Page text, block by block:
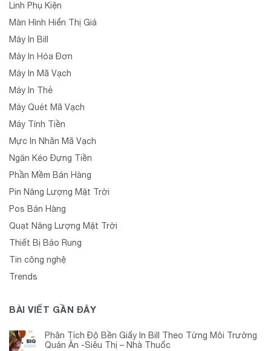
Linh Phụ Kiện
Màn Hình Hiển Thị Giá
Máy In Bill
Máy In Hóa Đơn
Máy In Mã Vạch
Máy In Thẻ
Máy Quét Mã Vạch
Máy Tính Tiền
Mực In Nhãn Mã Vạch
Ngăn Kéo Đựng Tiền
Phần Mềm Bán Hàng
Pin Năng Lượng Mặt Trời
Pos Bán Hàng
Quạt Năng Lượng Mặt Trời
Thiết Bị Báo Rung
Tin công nghệ
Trends
BÀI VIẾT GẦN ĐÂY
Phân Tích Độ Bền Giấy In Bill Theo Từng Môi Trường
Quán Ăn -Siêu Thị – Nhà Thuốc